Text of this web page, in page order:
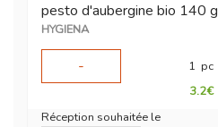
pesto d'aubergine bio 140 g
HYGIENA
-
1 pc
3.2€
Réception souhaitée le